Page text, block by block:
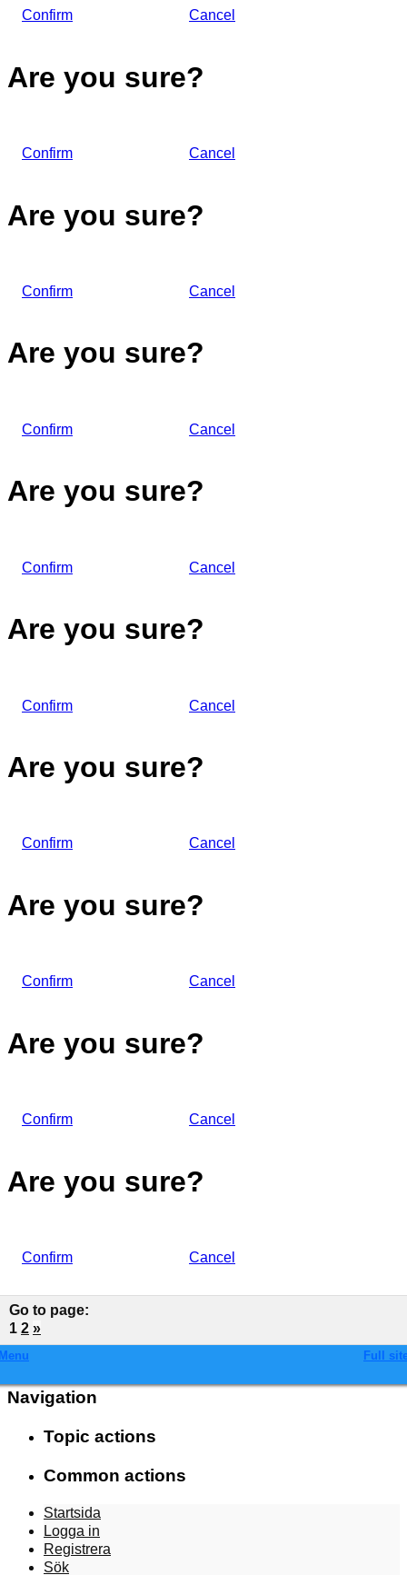
Confirm Cancel
Are you sure?
Confirm Cancel
Are you sure?
Confirm Cancel
Are you sure?
Confirm Cancel
Are you sure?
Confirm Cancel
Are you sure?
Confirm Cancel
Are you sure?
Confirm Cancel
Are you sure?
Confirm Cancel
Are you sure?
Confirm Cancel
Are you sure?
Confirm Cancel
Go to page:
1 2 »
Full
Navigation
Topic actions
Common actions
Startsida
Logga in
Registrera
Sök